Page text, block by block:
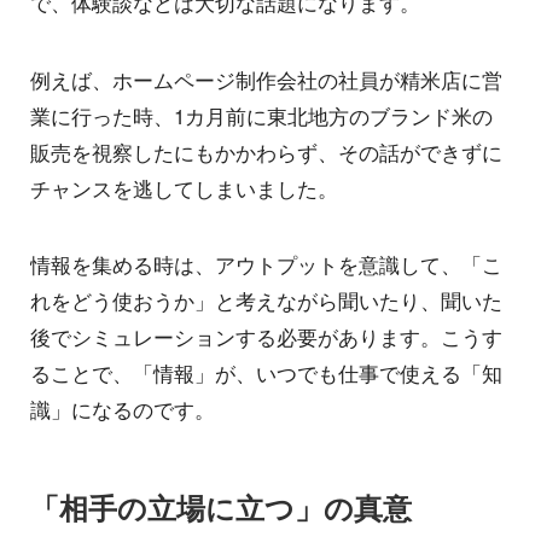
例えば、ホームページ制作会社の社員が精米店に営
業に行った時、1カ月前に東北地方のブランド米の
販売を視察したにもかかわらず、その話ができずに
チャンスを逃してしまいました。
情報を集める時は、アウトプットを意識して、「こ
れをどう使おうか」と考えながら聞いたり、聞いた
後でシミュレーションする必要があります。こうす
ることで、「情報」が、いつでも仕事で使える「知
識」になるのです。
「相手の立場に立つ」の真意